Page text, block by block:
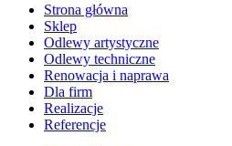
Strona główna
Sklep
Odlewy artystyczne
Odlewy techniczne
Renowacja i naprawa
Dla firm
Realizacje
Referencje